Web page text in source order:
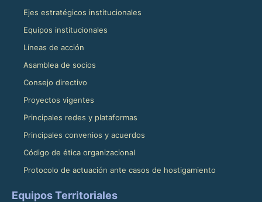
Ejes estratégicos institucionales
Equipos institucionales
Líneas de acción
Asamblea de socios
Consejo directivo
Proyectos vigentes
Principales redes y plataformas
Principales convenios y acuerdos
Código de ética organizacional
Protocolo de actuación ante casos de hostigamiento
Equipos Territoriales